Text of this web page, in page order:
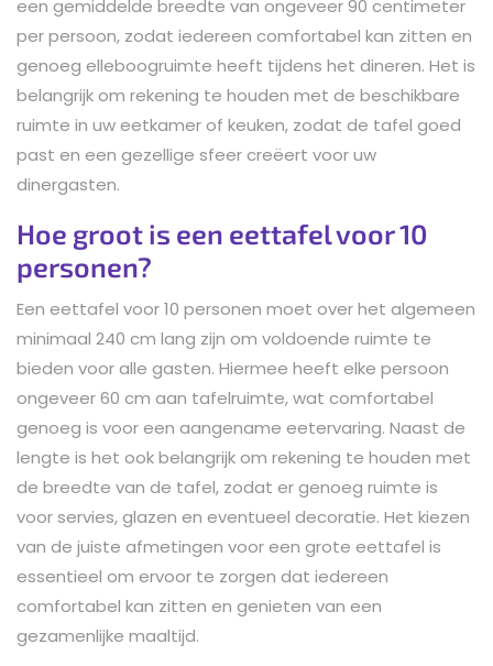
een gemiddelde breedte van ongeveer 90 centimeter
per persoon, zodat iedereen comfortabel kan zitten en
genoeg elleboogruimte heeft tijdens het dineren. Het is
belangrijk om rekening te houden met de beschikbare
ruimte in uw eetkamer of keuken, zodat de tafel goed
past en een gezellige sfeer creëert voor uw
dinergasten.
Hoe groot is een eettafel voor 10
personen?
Een eettafel voor 10 personen moet over het algemeen
minimaal 240 cm lang zijn om voldoende ruimte te
bieden voor alle gasten. Hiermee heeft elke persoon
ongeveer 60 cm aan tafelruimte, wat comfortabel
genoeg is voor een aangename eetervaring. Naast de
lengte is het ook belangrijk om rekening te houden met
de breedte van de tafel, zodat er genoeg ruimte is
voor servies, glazen en eventueel decoratie. Het kiezen
van de juiste afmetingen voor een grote eettafel is
essentieel om ervoor te zorgen dat iedereen
comfortabel kan zitten en genieten van een
gezamenlijke maaltijd.